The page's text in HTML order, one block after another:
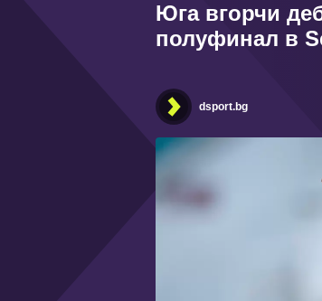
Юга вгорчи
полуфинал в
dsport.bg